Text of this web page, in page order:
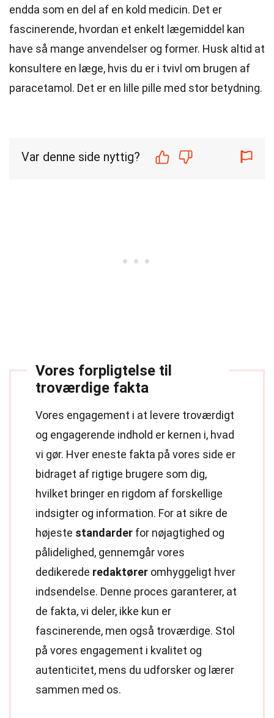
endda som en del af en kold medicin. Det er
fascinerende, hvordan et enkelt lægemiddel kan
have så mange anvendelser og former. Husk altid at
konsultere en læge, hvis du er i tvivl om brugen af
paracetamol. Det er en lille pille med stor betydning.
Var denne side nyttig?
Vores forpligtelse til
troværdige fakta
Vores engagement i at levere troværdigt
og engagerende indhold er kernen i, hvad
vi gør. Hver eneste fakta på vores side er
bidraget af rigtige brugere som dig,
hvilket bringer en rigdom af forskellige
indsigter og information. For at sikre de
højeste standarder for nøjagtighed og
pålidelighed, gennemgår vores
dedikerede redaktører omhyggeligt hver
indsendelse. Denne proces garanterer, at
de fakta, vi deler, ikke kun er
fascinerende, men også troværdige. Stol
på vores engagement i kvalitet og
autenticitet, mens du udforsker og lærer
sammen med os.